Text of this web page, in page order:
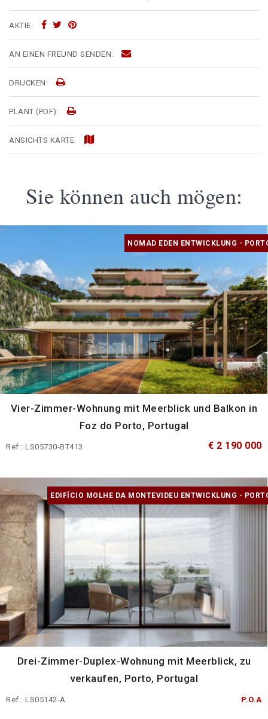
AKTIE:
AN EINEN FREUND SENDEN:
DRUCKEN:
PLANT (PDF):
ANSICHTS KARTE:
Sie können auch mögen:
NOMAD EDEN ENTWICKLUNG -
Vier-Zimmer-Wohnung mit Meerblick und Balkon in
Foz do Porto, Portugal
Ref.: LS05730-BT413 € 2 190 000
EDIFÍCIO MOLHE DA MONTEVIDEU ENTWICKLUNG -
Drei-Zimmer-Duplex-Wohnung mit Meerblick, zu
verkaufen, Porto, Portugal
Ref.: LS05142-A P.O.A